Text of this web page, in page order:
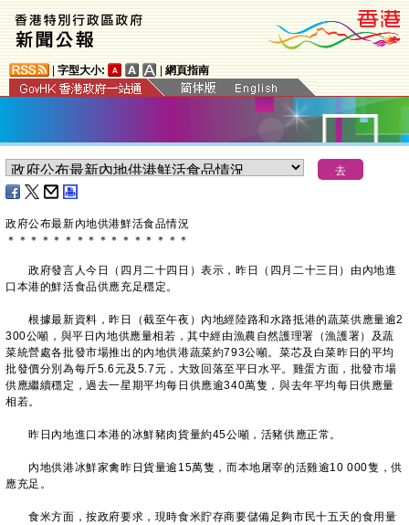
字型大小: 網頁指南
政府公布最新內地供港鮮活食品情況
＊ ＊ ＊ ＊ ＊ ＊ ＊ ＊ ＊ ＊ ＊ ＊ ＊ ＊ ＊ ＊
​政府發言人今日（四月二十四日）表示，昨日（四月二十三日）由內地進
口本港的鮮活食品供應充足穩定。
根據最新資料，昨日（截至午夜）內地經陸路和水路抵港的蔬菜供應量逾2
300公噸，與平日內地供應量相若，其中經由漁農自然護理署（漁護署）及蔬
菜統營處各批發市場推出的內地供港蔬菜約793公噸。菜芯及白菜昨日的平均
批發價分別為每斤5.6元及5.7元，大致回落至平日水平。雞蛋方面，批發市場
供應繼續穩定，過去一星期平均每日供應逾340萬隻，與去年平均每日供應量
相若。
昨日內地進口本港的冰鮮豬肉貨量約45公噸，活豬供應正常。
內地供港冰鮮家禽昨日貨量逾15萬隻，而本地屠宰的活雞逾10 000隻，供
應充足。
食米方面，按政府要求，現時食米貯存商要儲備足夠市民十五天的食用量